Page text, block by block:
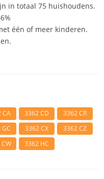
in totaal 75 huishoudens.
één of meer kinderen.
CA 3362 CD
3362 CR
3362 CX
3362 CZ
3362 HC